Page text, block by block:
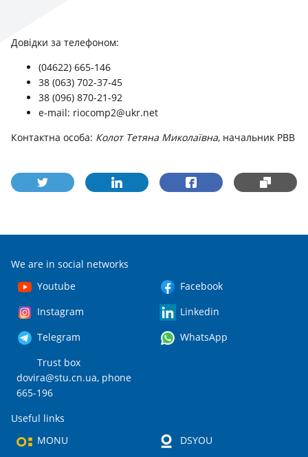
Довідки за телефоном:
(04622) 665-146
38 (063) 702-37-45
38 (096) 870-21-92
e-mail: riocomp2@ukr.net
Контактна особа: Колот Тетяна Миколаївна, начальник РВВ
We are in social networks
Youtube
Facebook
Instagram
Linkedin
Telegram
WhatsApp
Trust box
dovira@stu.cn.ua, phone
665-196
Useful links
MONU
DSYOU